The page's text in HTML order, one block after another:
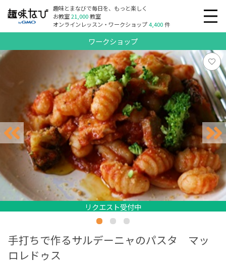
趣味とまなびで毎日を、もっと楽しく
お教室21,000教室
オンラインレッスン・ワークショップ4,400件
ワークショップ
リクエスト受付中
リクエスト受付中
リクエスト受付中
リクエスト受付中
手打ちで作るサルデーニャのパスタ マッ
ロレドゥス